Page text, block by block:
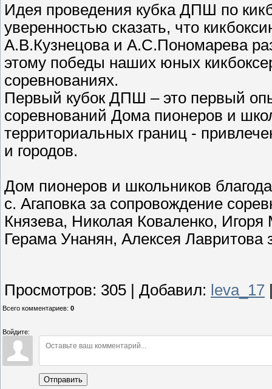
Идея проведения кубка ДПШ по
уверенностью сказать, что
А.В.Кузнецова и А.С.Пономарева
этому победы наших юных
соревнованиях.
Первый кубок ДПШ – это первый
соревнований Дома пионеров и
территориальных границ -
и городов.
Дом пионеров и школьников
с. Агаповка за сопровождение
Князева, Николая Коваленко,
Герама Унанян, Алексея
Просмотров: 305 Добавил: leva_17
Всего комментариев: 0
Войдите:
Отправить